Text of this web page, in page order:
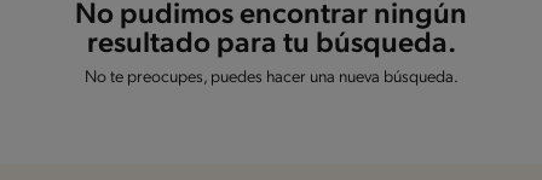
No pudimos encontrar ningún
resultado para tu búsqueda.
No te preocupes, puedes hacer una nueva búsqueda.